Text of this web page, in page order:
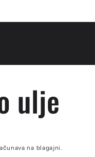
ulje
na blagajni.